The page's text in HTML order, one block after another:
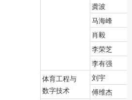
龚波
马海峰
肖毅
李荣芝
李有强
体育工程与
数字技术
刘宇
傅维杰